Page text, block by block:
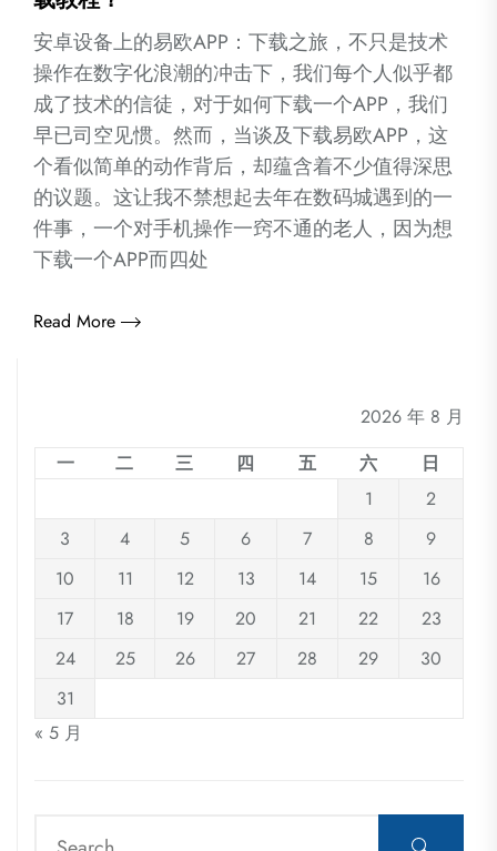
安卓设备上的易欧APP：下载之旅，不只是技术
操作在数字化浪潮的冲击下，我们每个人似乎都
成了技术的信徒，对于如何下载一个APP，我们
早已司空见惯。然而，当谈及下载易欧APP，这
个看似简单的动作背后，却蕴含着不少值得深思
的议题。这让我不禁想起去年在数码城遇到的一
件事，一个对手机操作一窍不通的老人，因为想
下载一个APP而四处
Read More
2026 年 8 月
一
二 三 四 五 六
日
1
2
3
4 5 6 7 8
9
10
11 12 13 14 15
16
17
18 19 20 21 22
23
24
25 26 27 28 29
30
31
« 5 月